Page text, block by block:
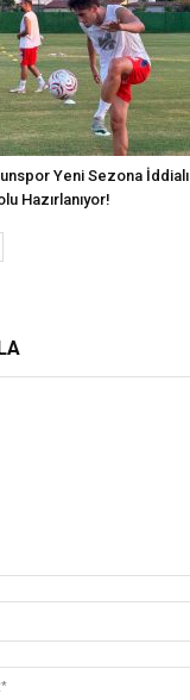
Yeni Sezona İddialı
Hazırlanıyor!